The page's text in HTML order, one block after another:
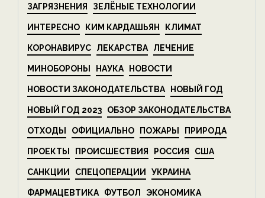
ЗАГРЯЗНЕНИЯ ЗЕЛЁНЫЕ ТЕХНОЛОГИИ
ИНТЕРЕСНО КИМ КАРДАШЬЯН КЛИМАТ
КОРОНАВИРУС ЛЕКАРСТВА ЛЕЧЕНИЕ
МИНОБОРОНЫ НАУКА НОВОСТИ
НОВОСТИ ЗАКОНОДАТЕЛЬСТВА НОВЫЙ ГОД
НОВЫЙ ГОД 2023 ОБЗОР ЗАКОНОДАТЕЛЬСТВА
ОТХОДЫ ОФИЦИАЛЬНО ПОЖАРЫ ПРИРОДА
ПРОЕКТЫ ПРОИСШЕСТВИЯ РОССИЯ США
САНКЦИИ СПЕЦОПЕРАЦИИ УКРАИНА
ФАРМАЦЕВТИКА ФУТБОЛ ЭКОНОМИКА